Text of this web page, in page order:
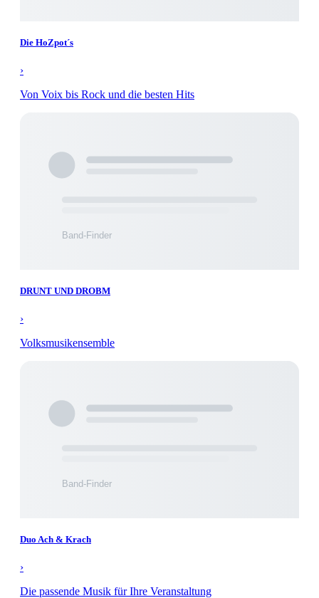
Die HoZpot´s
›
Von Voix bis Rock und die besten Hits
DRUNT UND DROBM
›
Volksmusikensemble
Duo Ach & Krach
›
Die passende Musik für Ihre Veranstaltung